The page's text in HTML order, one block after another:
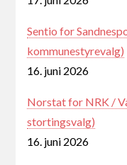
Sentio for
kommunestyrevalg)
16. juni 2026
Norstat for NRK /
stortingsvalg)
16. juni 2026